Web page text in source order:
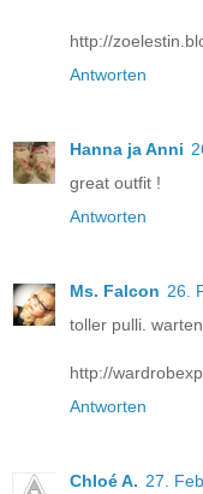
http://
Antworten
Hanna ja Anni
great outfit !
Antworten
Ms. Falcon 26.
toller pulli.
http://
Antworten
Chloé A. 27.